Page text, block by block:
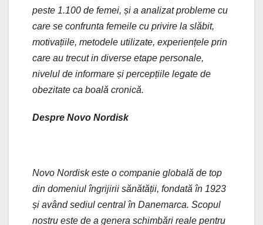
peste 1.100 de femei, și a analizat probleme cu
care se confrunta femeile cu privire la slăbit,
motivațiile, metodele utilizate, experiențele prin
care au trecut in diverse etape personale,
nivelul de informare și percepțiile legate de
obezitate ca boală cronică.
Despre Novo Nordisk
Novo Nordisk este o companie globală de top
din domeniul îngrijirii sănătății, fondată în 1923
și având sediul central în Danemarca. Scopul
nostru este de a genera schimbări reale pentru